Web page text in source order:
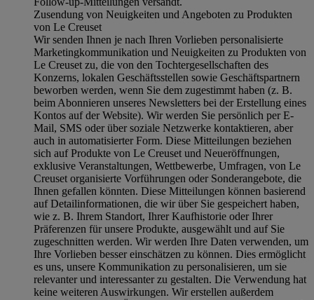
Zusendung von Neuigkeiten und Angeboten zu Produkten
von Le Creuset
Wir senden Ihnen je nach Ihren Vorlieben personalisierte
Marketingkommunikation und Neuigkeiten zu Produkten von
Le Creuset zu, die von den Tochtergesellschaften des
Konzerns, lokalen Geschäftsstellen sowie Geschäftspartnern
beworben werden, wenn Sie dem zugestimmt haben (z. B.
beim Abonnieren unseres Newsletters bei der Erstellung eines
Kontos auf der Website). Wir werden Sie persönlich per E-
Mail, SMS oder über soziale Netzwerke kontaktieren, aber
auch in automatisierter Form. Diese Mitteilungen beziehen
sich auf Produkte von Le Creuset und Neueröffnungen,
exklusive Veranstaltungen, Wettbewerbe, Umfragen, von Le
Creuset organisierte Vorführungen oder Sonderangebote, die
Ihnen gefallen könnten. Diese Mitteilungen können basierend
auf Detailinformationen, die wir über Sie gespeichert haben,
wie z. B. Ihrem Standort, Ihrer Kaufhistorie oder Ihrer
Präferenzen für unsere Produkte, ausgewählt und auf Sie
zugeschnitten werden. Wir werden Ihre Daten verwenden, um
Ihre Vorlieben besser einschätzen zu können. Dies ermöglicht
es uns, unsere Kommunikation zu personalisieren, um sie
relevanter und interessanter zu gestalten. Die Verwendung hat
keine weiteren Auswirkungen. Wir erstellen außerdem